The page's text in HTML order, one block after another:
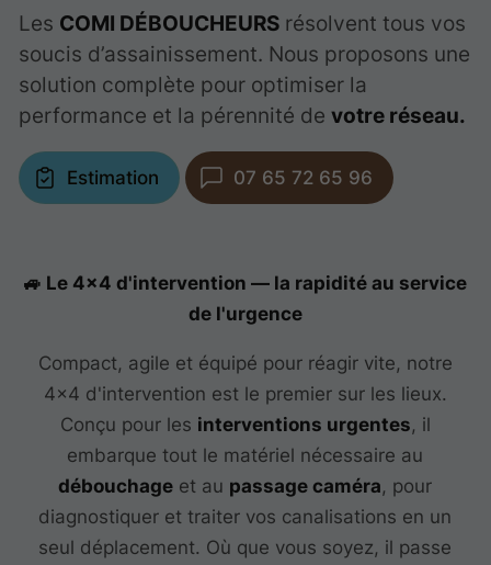
Les COMI DÉBOUCHEURS résolvent tous vos
soucis d’assainissement. Nous proposons une
solution complète pour optimiser la
performance et la pérennité de votre réseau.
Estimation 07 65 72 65 96
🚙 Le 4x4 d'intervention — la rapidité au service
de l'urgence
Compact, agile et équipé pour réagir vite, notre
4x4 d'intervention est le premier sur les lieux.
Conçu pour les interventions urgentes, il
embarque tout le matériel nécessaire au
débouchage et au passage caméra, pour
diagnostiquer et traiter vos canalisations en un
seul déplacement. Où que vous soyez, il passe